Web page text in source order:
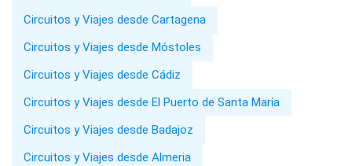
Circuitos y Viajes desde Cartagena
Circuitos y Viajes desde Móstoles
Circuitos y Viajes desde Cádiz
Circuitos y Viajes desde El Puerto de Santa María
Circuitos y Viajes desde Badajoz
Circuitos y Viajes desde Almeria